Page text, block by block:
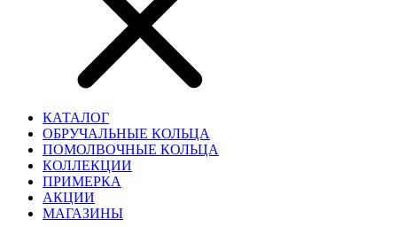
КАТАЛОГ
ОБРУЧАЛЬНЫЕ КОЛЬЦА
ПОМОЛВОЧНЫЕ КОЛЬЦА
КОЛЛЕКЦИИ
ПРИМЕРКА
АКЦИИ
МАГАЗИНЫ